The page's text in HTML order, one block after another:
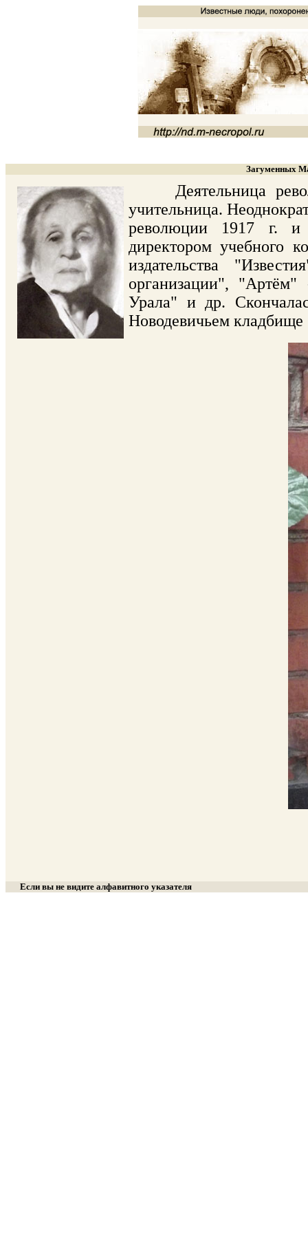
Загуменных
Деятельница
учительница.
революции 1917 г. и
директором учебного
издательства
организации",
Урала" и др.
Новодевичьем
Если вы не видите алфавитного указателя